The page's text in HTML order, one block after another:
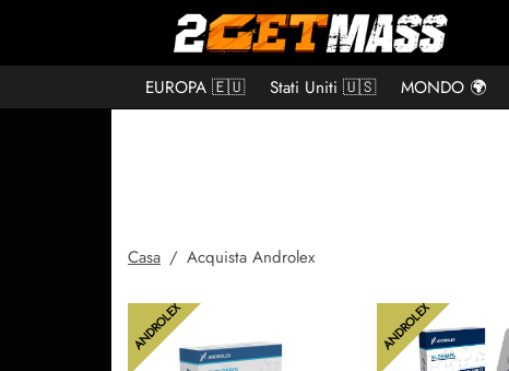
EUROPA 🇪🇺 Stati Uniti 🇺🇸 MONDO 🌍
Casa / Acquista Androlex
ANDROLEX ANDROLEX